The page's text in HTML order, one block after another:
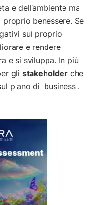
e dell’ambiente ma
benessere. Se
sul proprio
e rendere
e si sviluppa. In più
gli stakeholder che
piano di business .